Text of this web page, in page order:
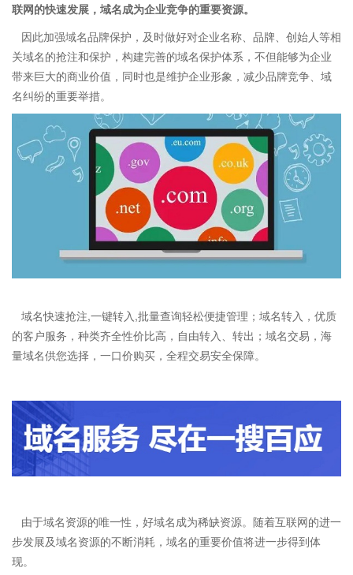
联网的快速发展，域名成为企业竞争的重要资源。
因此加强域名品牌保护，及时做好对企业名称、品牌、创始人等相
关域名的抢注和保护，构建完善的域名保护体系，不但能够为企业
带来巨大的商业价值，同时也是维护企业形象，减少品牌竞争、域
名纠纷的重要举措。
域名快速抢注,一键转入,批量查询轻松便捷管理；域名转入，优质
的客户服务，种类齐全性价比高，自由转入、转出；域名交易，海
量域名供您选择，一口价购买，全程交易安全保障。
由于域名资源的唯一性，好域名成为稀缺资源。随着互联网的进一
步发展及域名资源的不断消耗，域名的重要价值将进一步得到体
现。